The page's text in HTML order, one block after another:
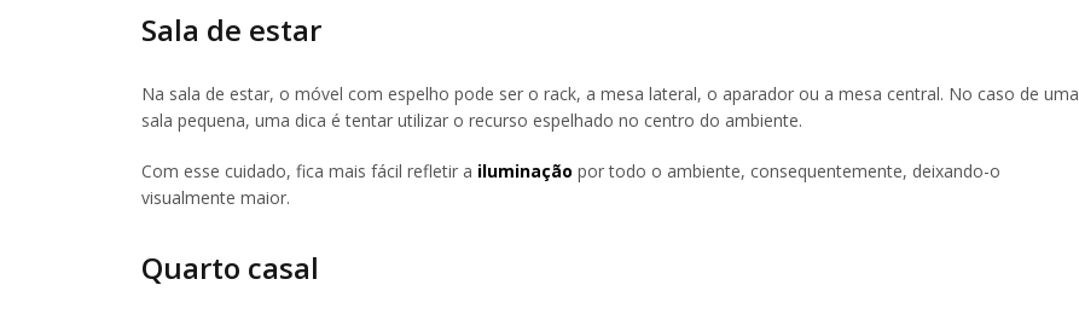
Sala de estar
Na sala de estar, o móvel com espelho pode ser o rack, a mesa lateral, o aparador ou a mesa central. No caso de uma
sala pequena, uma dica é tentar utilizar o recurso espelhado no centro do ambiente.
Com esse cuidado, fica mais fácil refletir a iluminação por todo o ambiente, consequentemente, deixando-o
visualmente maior.
Quarto casal